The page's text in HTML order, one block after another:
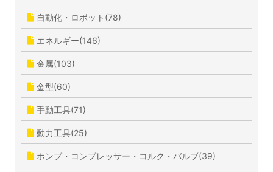
自動化・ロボット(78)
エネルギー(146)
金属(103)
金型(60)
手動工具(71)
動力工具(25)
ポンプ・コンプレッサー・コルク・バルブ(39)